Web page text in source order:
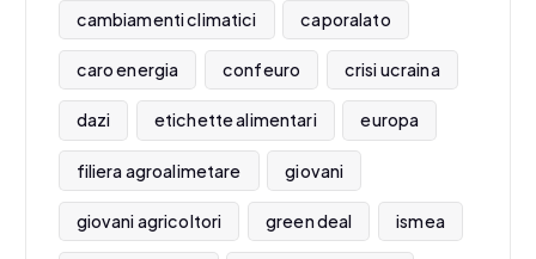
cambiamenti climatici caporalato
caro energia confeuro crisi ucraina
dazi etichette alimentari europa
filiera agroalimetare giovani
giovani agricoltori green deal ismea